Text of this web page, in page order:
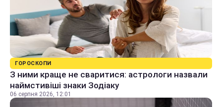
ГОРОСКОПИ
З ними краще не сваритися: астрологи назвали
наймстивіші знаки Зодіаку
06 серпня 2026, 12:01